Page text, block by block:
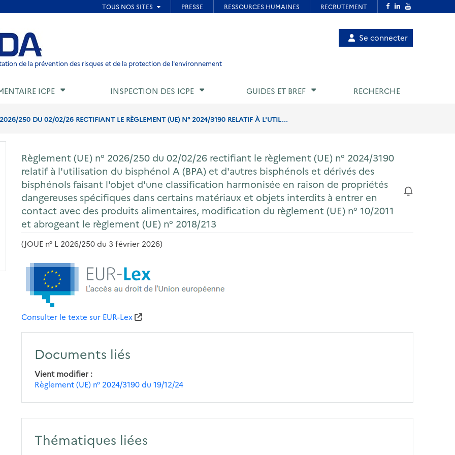
de page
de la prévention des risques et de la protection de l'environnement
Menu
utilisateur
Se connecter
ICPE INSPECTION DES ICPE GUIDES ET BREF RECHERCHE
2026/250 DU 02/02/26 RECTIFIANT LE RÈGLEMENT (UE) N° 2024/3190 RELATIF À L'UTIL...
Règlement (UE) n° 2026/250 du 02/02/26 rectifiant le règlement (UE) n° 2024/3190
relatif à l'utilisation du bisphénol A (BPA) et d'autres bisphénols et dérivés des
bisphénols faisant l'objet d'une classification harmonisée en raison de propriétés
dangereuses spécifiques dans certains matériaux et objets interdits à entrer en
contact avec des produits alimentaires, modification du règlement (UE) n° 10/2011
et abrogeant le règlement (UE) n° 2018/213
(JOUE n° L 2026/250 du 3 février 2026)
Consulter le texte sur EUR-Lex
Documents liés
Vient modifier
Règlement (UE) n° 2024/3190 du 19/12/24
Thématiques liées